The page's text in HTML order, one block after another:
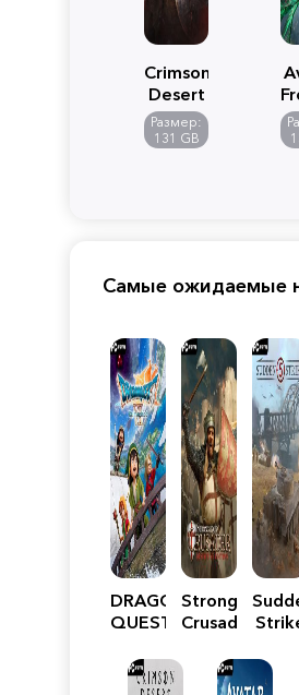
Crimson
Desert
Размер:
131 GB
Самые ожидаемые
DRAGON
QUEST
Reimagined
Stronghold
Crusader:
Edition